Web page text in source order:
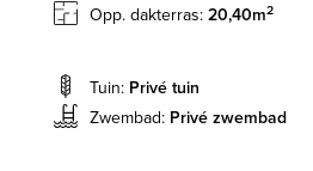
Opp. dakterras: 20,40m2
Tuin: Privé tuin
Zwembad: Privé zwembad